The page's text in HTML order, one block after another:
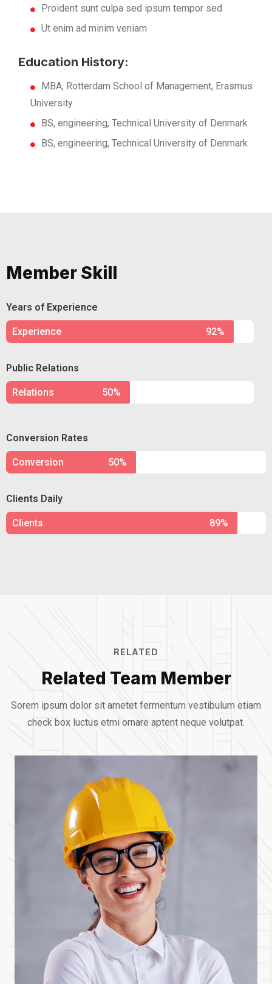
Proident sunt culpa sed ipsum tempor sed
Ut enim ad minim veniam
Education History:
MBA, Rotterdam School of Management, Erasmus
University
BS, engineering, Technical University of Denmark
BS, engineering, Technical University of Denmark
Member Skill
Years of Experience
Experience 92%
Public Relations
Relations 50%
Conversion Rates
Conversion 50%
Clients Daily
Clients 89%
RELATED
Related Team Member
Sorem ipsum dolor sit ametet fermentum vestibulum etiam
check box luctus etmi ornare aptent neque volutpat.